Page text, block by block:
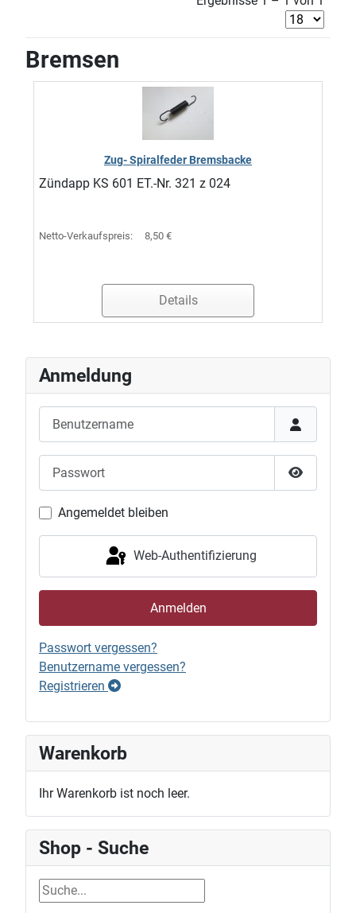
Bremsen
Zug- Spiralfeder Bremsbacke
Zündapp KS 601 ET.-Nr. 321 z 024
Netto-Verkaufspreis: 8,50 €
Details
Anmeldung
Passwort
Angemeldet bleiben
Web-Authentifizierung
Anmelden
Passwort vergessen?
Benutzername vergessen?
Registrieren
Warenkorb
Ihr Warenkorb ist noch leer.
Shop - Suche